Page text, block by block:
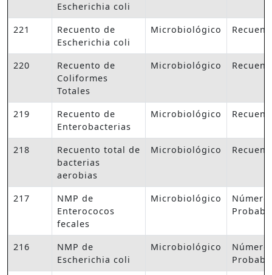
Escherichia coli
221
Recuento de
Escherichia coli
Microbiológico
220
Recuento de
Coliformes
Totales
Microbiológico
219
Recuento de
Enterobacterias
Microbiológico
218
Recuento total de
bacterias
aerobias
Microbiológico
217
NMP de
Enterococos
fecales
Microbiológico
Número
216
NMP de
Escherichia coli
Microbiológico
Número